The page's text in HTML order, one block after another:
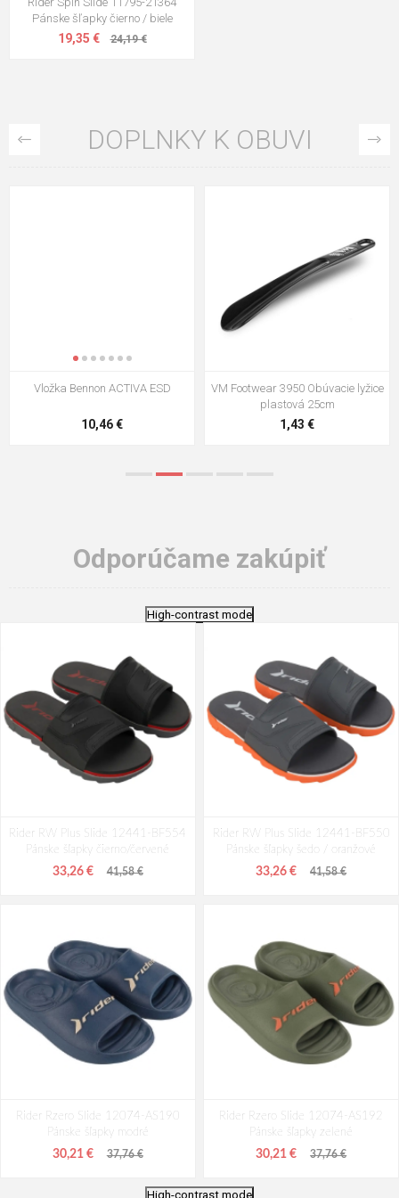
Pánske šľapky čierno / biele
19,35 € 24,19 €
DOPLNKY K OBUVI
Vložka Bennon ACTIVA ESD
10,46 €
VM Footwear 3950 Obúvacie lyžice
plastová 25cm
1,43 €
Odporúčame zakúpiť
High-contrast mode
Rider RW Plus Slide 12441-BF554
Pánske šľapky čierno/červené
33,26 € 41,58 €
Rider RW Plus Slide 12441-BF550
Pánske šľapky šedo / oranžové
33,26 € 41,58 €
Rider Rzero Slide 12074-AS190
Pánske šľapky modré
30,21 € 37,76 €
Rider Rzero Slide 12074-AS192
Pánske šľapky zelené
30,21 € 37,76 €
High-contrast mode